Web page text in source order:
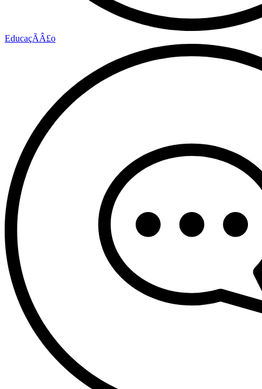
EducaçÃÂ£o